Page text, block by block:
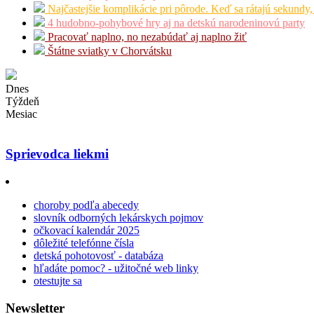
Najčastejšie komplikácie pri pôrode. Keď sa rátajú
4 hudobno-pohybové hry aj na detskú narodeninovú party
Pracovať naplno, no nezabúdať aj naplno žiť
Štátne sviatky v Chorvátsku
Dnes
Týždeň
Mesiac
Sprievodca liekmi
choroby podľa abecedy
slovník odborných lekárskych pojmov
očkovací kalendár 2025
dôležité telefónne čísla
detská pohotovosť - databáza
hľadáte pomoc? - užitočné web linky
otestujte sa
Newsletter